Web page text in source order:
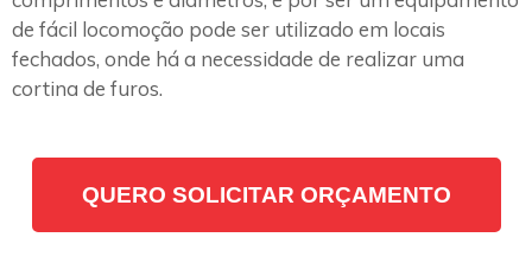
de fácil locomoção pode ser utilizado em locais
fechados, onde há a necessidade de realizar uma
cortina de furos.
QUERO SOLICITAR ORÇAMENTO